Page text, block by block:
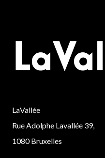
LaVallée
Rue Adolphe Lavallée 39,
1080 Bruxelles